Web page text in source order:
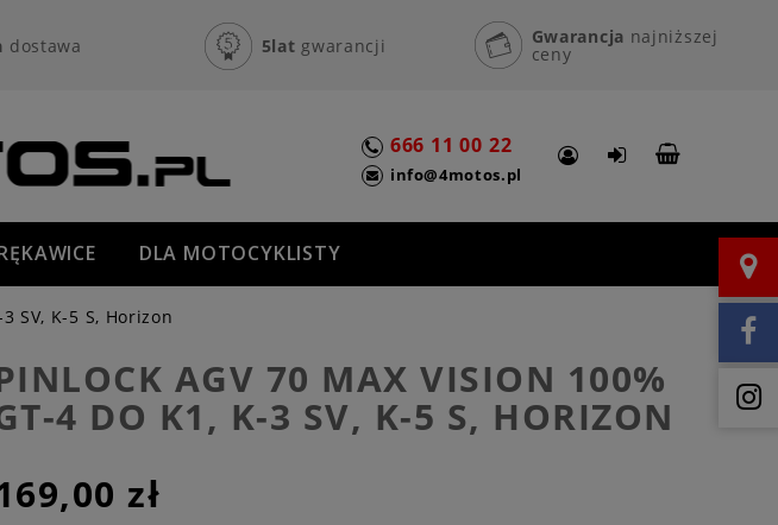
dostawa 5lat gwarancji Gwarancja najniższej
ceny
666 11 00 22
info@4motos.pl
DLA MOTOCYKLISTY
PROMOCJE
SV, K-5 S, Horizon
AGV 70 MAX VISION 100%
4 DO K1, K-3 SV, K-5 S, HORIZON
zł